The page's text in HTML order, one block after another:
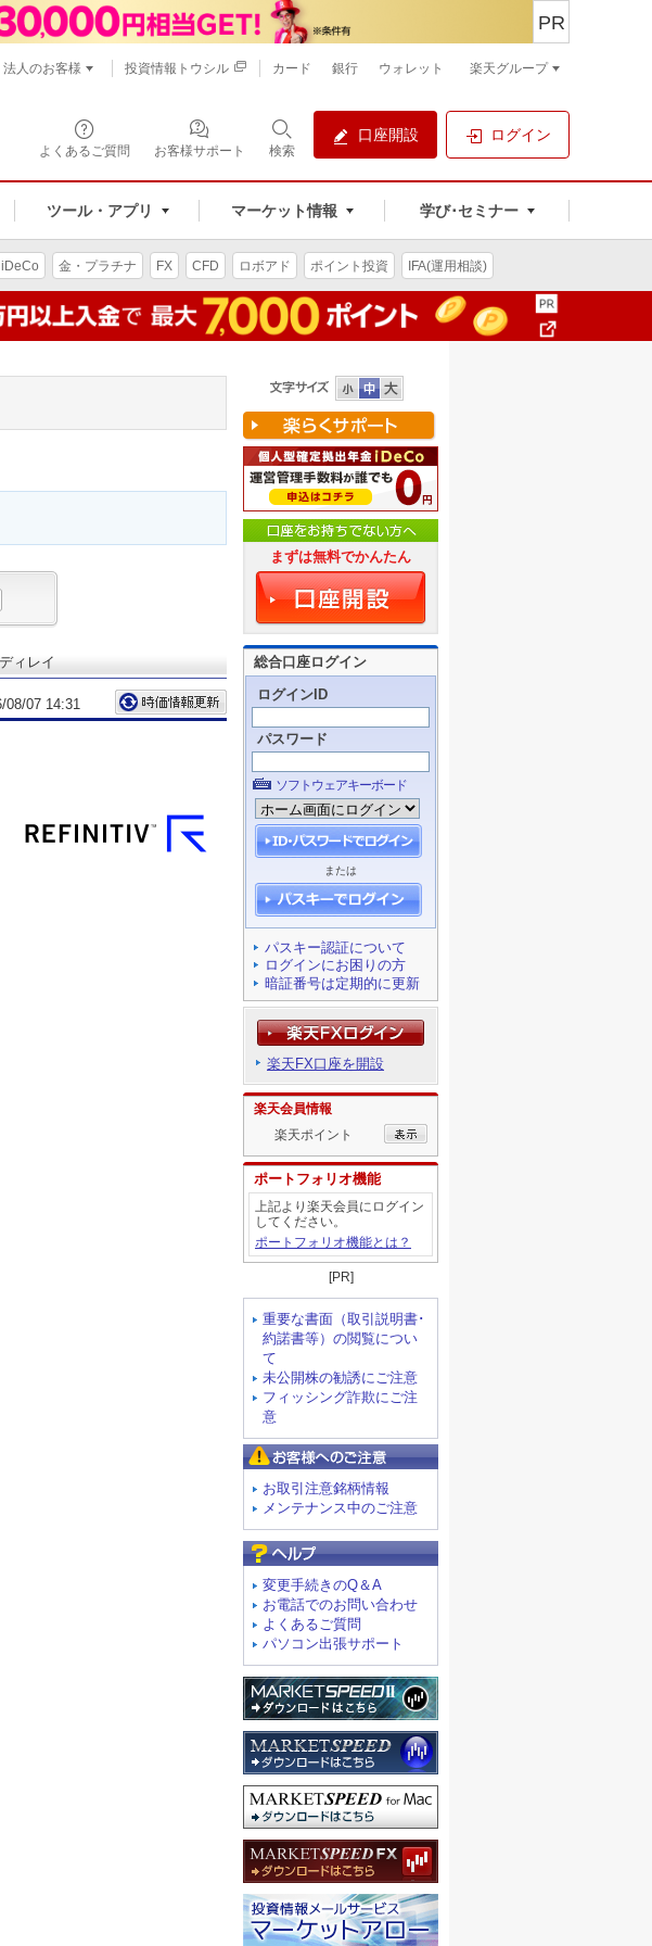
よくあるご質問 お客様サポート 検索
口座開設 ログイン
ツール・アプリ マーケット情報 学び･セミナー
PR
法人のお客様 投資情報トウシル カード 銀行 ウォレット 楽天グループ
iDeCo 金・プラチナ FX CFD ロボアド ポイント投資 IFA(運用相談)
まずは無料でかんたん
総合口座ログイン
ログインID
パスワード
ソフトウェアキーボード
または
パスキー認証について
ログインにお困りの方
暗証番号は定期的に更新
楽天FX口座を開設
楽天会員情報
楽天ポイント
ポートフォリオ機能
上記より楽天会員にログイン
してください。
ポートフォリオ機能とは？
[PR]
重要な書面（取引説明書･
約諾書等）の閲覧につい
て
未公開株の勧誘にご注意
フィッシング詐欺にご注
意
お取引注意銘柄情報
メンテナンス中のご注意
変更手続きのQ＆A
お電話でのお問い合わせ
よくあるご質問
パソコン出張サポート